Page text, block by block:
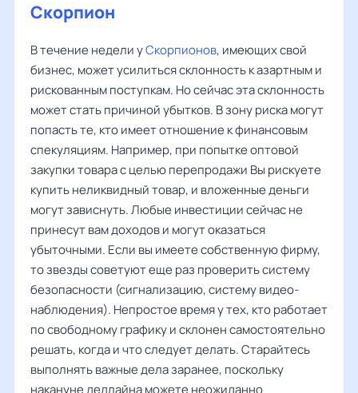
Скорпион
В течение недели уСкорпионов, имеющих свой
бизнес, может усилиться склонность к азартным и
рискованным поступкам. Но сейчас эта склонность
может стать причиной убытков. В зону риска могут
попасть те, кто имеет отношение к финансовым
спекуляциям. Например, при попытке оптовой
закупки товара с целью перепродажи Вы рискуете
купить неликвидный товар, и вложенные деньги
могут зависнуть. Любые инвестиции сейчас не
принесут вам доходов и могут оказаться
убыточными. Если вы имеете собственную фирму,
то звезды советуют еще раз проверить систему
безопасности (сигнализацию, систему видео-
наблюдения). Непростое время у тех, кто работает
по свободному графику и склонен самостоятельно
решать, когда и что следует делать. Старайтесь
выполнять важные дела заранее, поскольку
накануне дедлайна можете неожиданно